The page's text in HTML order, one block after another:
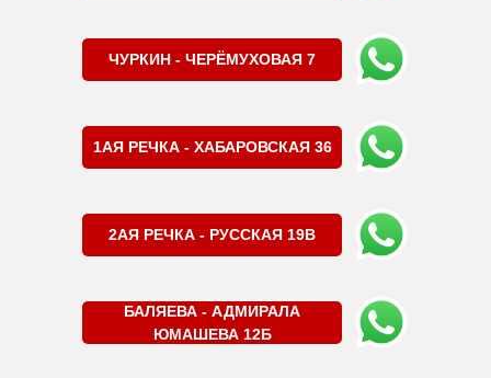
ЧУРКИН - ЧЕРЁМУХОВАЯ 7
1АЯ РЕЧКА - ХАБАРОВСКАЯ 36
2АЯ РЕЧКА - РУССКАЯ 19В
БАЛЯЕВА - АДМИРАЛА
ЮМАШЕВА 12Б